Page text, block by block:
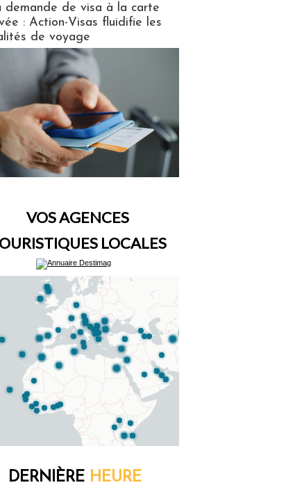
demande de visa à la carte
: Action-Visas fluidifie les
de voyage
VOS AGENCES
LOCALES
DERNIÈRE HEURE